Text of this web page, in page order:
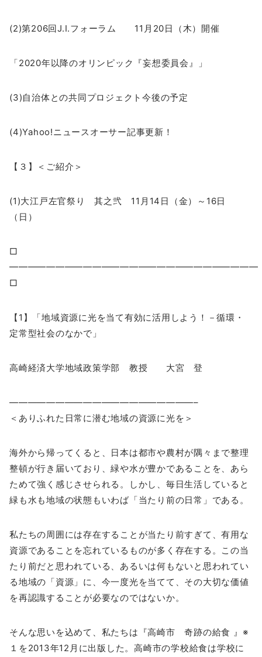
(2)第206回J.I.フォーラム 11月20日（木）開催
「2020年以降のオリンピック『妄想委員会』」
(3)自治体との共同プロジェクト今後の予定
(4)Yahoo!ニュースオーサー記事更新！
【３】＜ご紹介＞
(1)大江戸左官祭り 其之弐 11月14日（金）～16日
（日）
□
□
【1】「地域資源に光を当て有効に活用しよう！－循環・
定常型社会のなかで」
高崎経済大学地域政策学部 教授 大宮 登
————————————————————–
＜ありふれた日常に潜む地域の資源に光を＞
海外から帰ってくると、日本は都市や農村が隅々まで整理
整頓が行き届いており、緑や水が豊かであることを、あら
ためて強く感じさせられる。しかし、毎日生活していると
緑も水も地域の状態もいわば「当たり前の日常」である。
私たちの周囲には存在することが当たり前すぎて、有用な
資源であることを忘れているものが多く存在する。この当
たり前だと思われている、あるいは何もないと思われてい
る地域の「資源」に、今一度光を当てて、その大切な価値
を再認識することが必要なのではないか。
そんな思いを込めて、私たちは『高崎市 奇跡の給食 』※
１を2013年12月に出版した。高崎市の学校給食は学校に